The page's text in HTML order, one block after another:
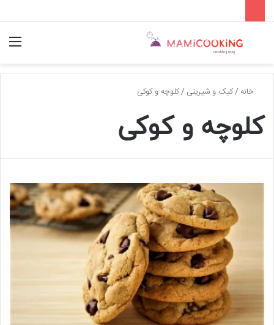
جستجو
خانه /کیک و شیرینی /کلوچه و کوکی
کلوچه و کوکی